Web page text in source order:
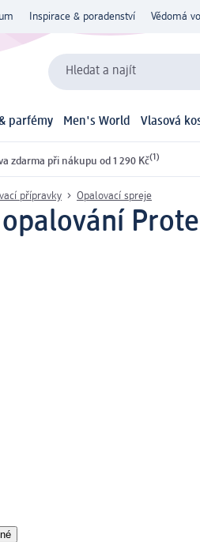
Inspirace & poradenství Vědomá
Hledat a najít
parfémy Men's World Vlasová
zdarma při nákupu od 1 290 Kč(1)
přípravky Opalovací spreje